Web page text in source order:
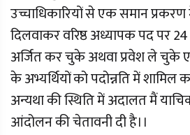
उच्चाधिकारियों से एक समान
दिलवाकर वरिष्ठ अध्यापक पद पर 24
अर्जित कर चुके अथवा प्रवेश ले चुके
के अभ्यर्थियों को पदोन्नति में शामिल
अन्यथा की स्थिति में अदालत मैं
आंदोलन की चेतावनी दी है।।